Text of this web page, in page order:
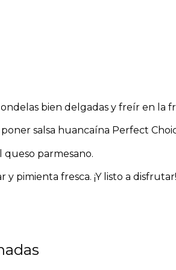
bien delgadas y freír en la
salsa huancaína Perfect
parmesano.
y pimienta fresca. ¡Y listo a disfrutar!